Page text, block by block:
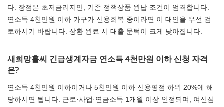
다. 장점은 초저금리지만, 기존 정책상품 완납 조건이 엄격합니다.
연소득 4천만원 이하 가구가 신용회복 중이라면 이 대안을 우선 검
토하시기 바랍니다. 상환 완료 시 대출 문턱이 크게 낮아집니다.
새희망홀씨 긴급생계자금 연소득 4천만원 이하 신청 자격
은?
연소득 4천만원 이하이거나 5천만원 이하 신용평점 하위 20%에 해
당하시면 됩니다. 근로·사업·연금소득 1개월 이상 인정되며, 여신심